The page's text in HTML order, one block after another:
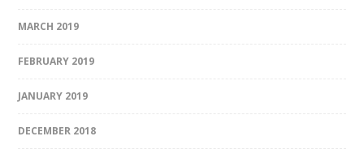
MARCH 2019
FEBRUARY 2019
JANUARY 2019
DECEMBER 2018